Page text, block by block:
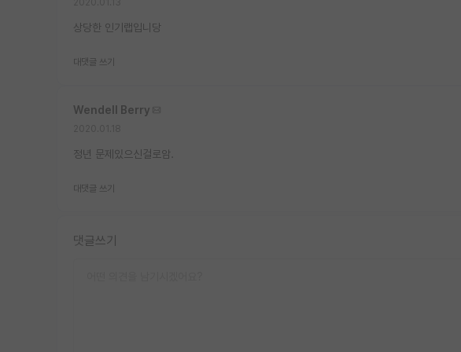
상당한 인기랩입니당
대댓글 쓰기
Wendell Berry
정년 문제있으신걸로암.
대댓글 쓰기
댓글쓰기